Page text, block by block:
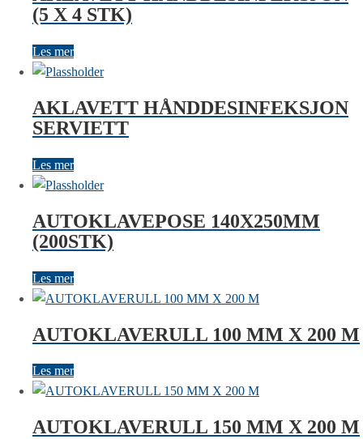
(5 X 4 STK)
Les mer
AKLAVETT HÅNDDESINFEKSJON
SERVIETT
Les mer
AUTOKLAVEPOSE 140X250MM
(200STK)
Les mer
AUTOKLAVERULL 100 MM X 200 M
Les mer
AUTOKLAVERULL 150 MM X 200 M